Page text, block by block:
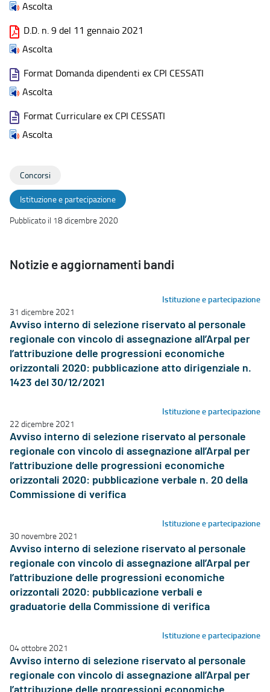
Ascolta
D.D. n. 9 del 11 gennaio 2021
Ascolta
Format Domanda dipendenti ex CPI CESSATI
Ascolta
Format Curriculare ex CPI CESSATI
Ascolta
Concorsi
Istituzione e partecipazione
Pubblicato il 18 dicembre 2020
Notizie e aggiornamenti bandi
Istituzione e partecipazione
31 dicembre 2021
Avviso interno di selezione riservato al personale
regionale con vincolo di assegnazione all’Arpal per
l’attribuzione delle progressioni economiche
orizzontali 2020: pubblicazione atto dirigenziale n.
1423 del 30/12/2021
Istituzione e partecipazione
22 dicembre 2021
Avviso interno di selezione riservato al personale
regionale con vincolo di assegnazione all’Arpal per
l’attribuzione delle progressioni economiche
orizzontali 2020: pubblicazione verbale n. 20 della
Commissione di verifica
Istituzione e partecipazione
30 novembre 2021
Avviso interno di selezione riservato al personale
regionale con vincolo di assegnazione all’Arpal per
l’attribuzione delle progressioni economiche
orizzontali 2020: pubblicazione verbali e
graduatorie della Commissione di verifica
Istituzione e partecipazione
04 ottobre 2021
Avviso interno di selezione riservato al personale
regionale con vincolo di assegnazione all’Arpal per